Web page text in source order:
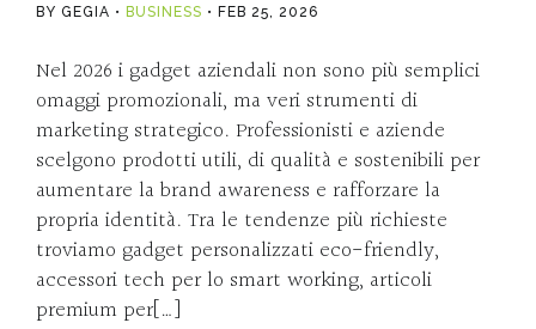
BY GEGIA BUSINESS FEB 25, 2026
Nel 2026 i gadget aziendali non sono più semplici
omaggi promozionali, ma veri strumenti di
marketing strategico. Professionisti e aziende
scelgono prodotti utili, di qualità e sostenibili per
aumentare la brand awareness e rafforzare la
propria identità. Tra le tendenze più richieste
troviamo gadget personalizzati eco-friendly,
accessori tech per lo smart working, articoli
premium per[…]